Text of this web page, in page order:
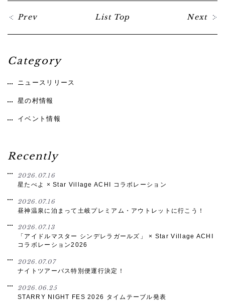
Prev List Top Next
Category
ニュースリリース
星の村情報
イベント情報
Recently
2026.07.16
星たべよ × Star Village ACHI コラボレーション
2026.07.16
昼神温泉に泊まって土岐プレミアム・アウトレットに行こう！
2026.07.13
「アイドルマスター シンデレラガールズ」 × Star Village ACHI
コラボレーション2026
2026.07.07
ナイトツアーバス特別便運行決定！
2026.06.25
STARRY NIGHT FES 2026 タイムテーブル発表